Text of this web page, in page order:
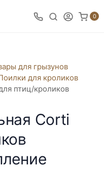
0
для грызунов
для кроликов
птиц/кроликов
Corti